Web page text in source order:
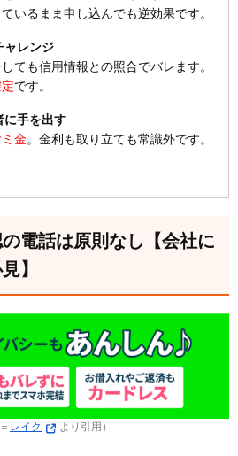
いるまま申し込んでも逆効果です。
ャレンジ
ても信用情報との照合でバレます。
です。
に手を出す
金。金利も取り立ても常識外です。
電話は原則なし【会社に
】
レイク より引用）